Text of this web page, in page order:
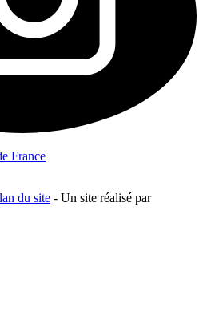
France
du site - Un site réalisé par